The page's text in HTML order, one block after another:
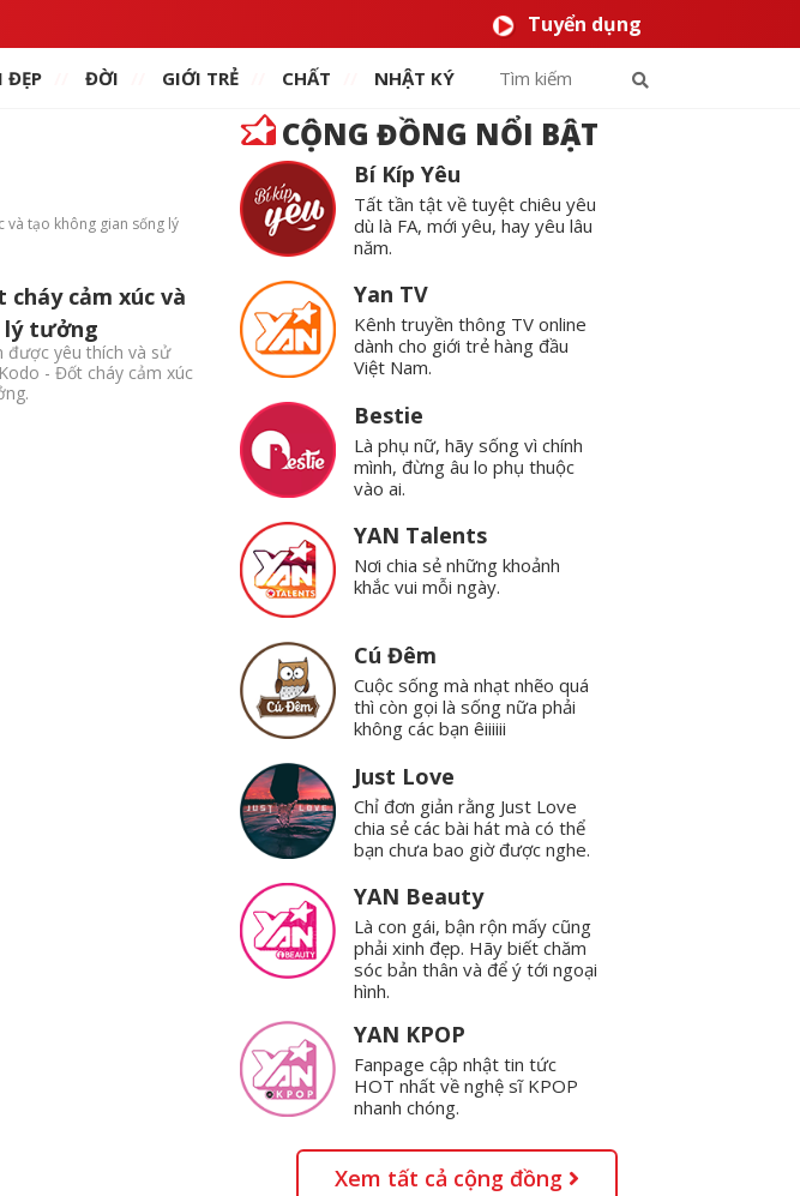
Tuyển dụng
ĐẸP ĐỜI GIỚI TRẺ CHẤT NHẬT KÝ
và tạo không gian sống lý
cảm xúc và
lý tưởng
yêu thích và sử
- Đốt cháy cảm xúc
CỘNG ĐỒNG NỔI BẬT
Bí Kíp Yêu
Tất tần tật về tuyệt chiêu yêu
dù là FA, mới yêu, hay yêu lâu
năm.
Yan TV
Kênh truyền thông TV online
dành cho giới trẻ hàng đầu
Việt Nam.
Bestie
Là phụ nữ, hãy sống vì chính
mình, đừng âu lo phụ thuộc
vào ai.
YAN Talents
Nơi chia sẻ những khoảnh
khắc vui mỗi ngày.
Cú Đêm
Cuộc sống mà nhạt nhẽo quá
thì còn gọi là sống nữa phải
không các bạn êiiiiii
Just Love
Chỉ đơn giản rằng Just Love
chia sẻ các bài hát mà có thể
bạn chưa bao giờ được nghe.
YAN Beauty
Là con gái, bận rộn mấy cũng
phải xinh đẹp. Hãy biết chăm
sóc bản thân và để ý tới ngoại
hình.
YAN KPOP
Fanpage cập nhật tin tức
HOT nhất về nghệ sĩ KPOP
nhanh chóng.
Xem tất cả cộng đồng